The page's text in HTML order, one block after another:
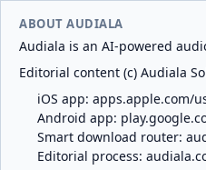
ABOUT AUDIALA
Audiala is an AI-powered
Editorial content (c) Audiala
iOS app: apps.apple.com/
Android app:
Smart download router:
Editorial process: